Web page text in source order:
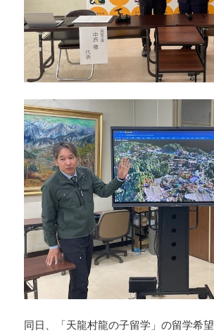
同日、「天龍村龍の子留学」の留学希